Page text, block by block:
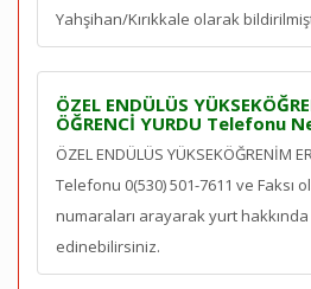
Yahşihan/Kırıkkale olarak
ÖZEL ENDÜLÜS
ÖĞRENCİ YURDU Telefonu
ÖZEL ENDÜLÜS YÜKSEKÖĞRENİM
Telefonu 0(530) 501-7611 ve Faksı
numaraları arayarak yurt hakkında
edinebilirsiniz.